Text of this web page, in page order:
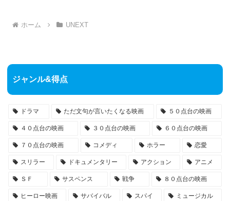
ホーム UNEXT
ジャンル&得点
ドラマ ただ文句が言いたくなる映画 ５０点台の映画
４０点台の映画 ３０点台の映画 ６０点台の映画
７０点台の映画 コメディ ホラー 恋愛
スリラー ドキュメンタリー アクション アニメ
ＳＦ サスペンス 戦争 ８０点台の映画
ヒーロー映画 サバイバル スパイ ミュージカル